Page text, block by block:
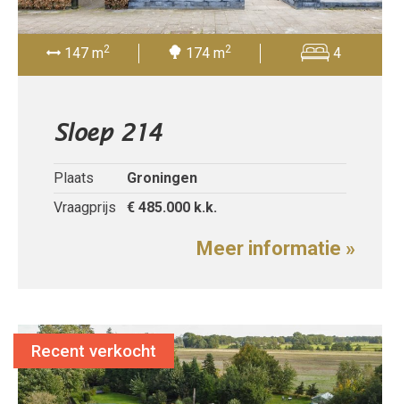
147 m2 174 m2 4
Sloep 214
Plaats
Groningen
Vraagprijs
€ 485.000 k.k.
Meer informatie »
Recent verkocht